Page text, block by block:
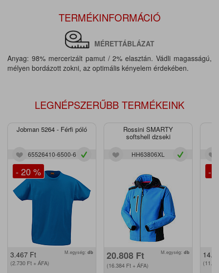
TERMÉKINFORMÁCIÓ
MÉRETTÁBLÁZAT
Anyag: 98% mercerizált pamut / 2% elasztán. Vádli magasságú,
mélyen bordázott zokni, az optimális kényelem érdekében.
LEGNÉPSZERŰBB TERMÉKEINK
Jobman 5264 - Férfi póló
65526410-6500-6
- 20 %
3.467 Ft
(2.730 Ft + ÁFA)
M.egység: db
Rossini SMARTY
softshell dzseki
HH63806XL
20.808 Ft
(16.384 Ft + ÁFA)
M.egység: db
-